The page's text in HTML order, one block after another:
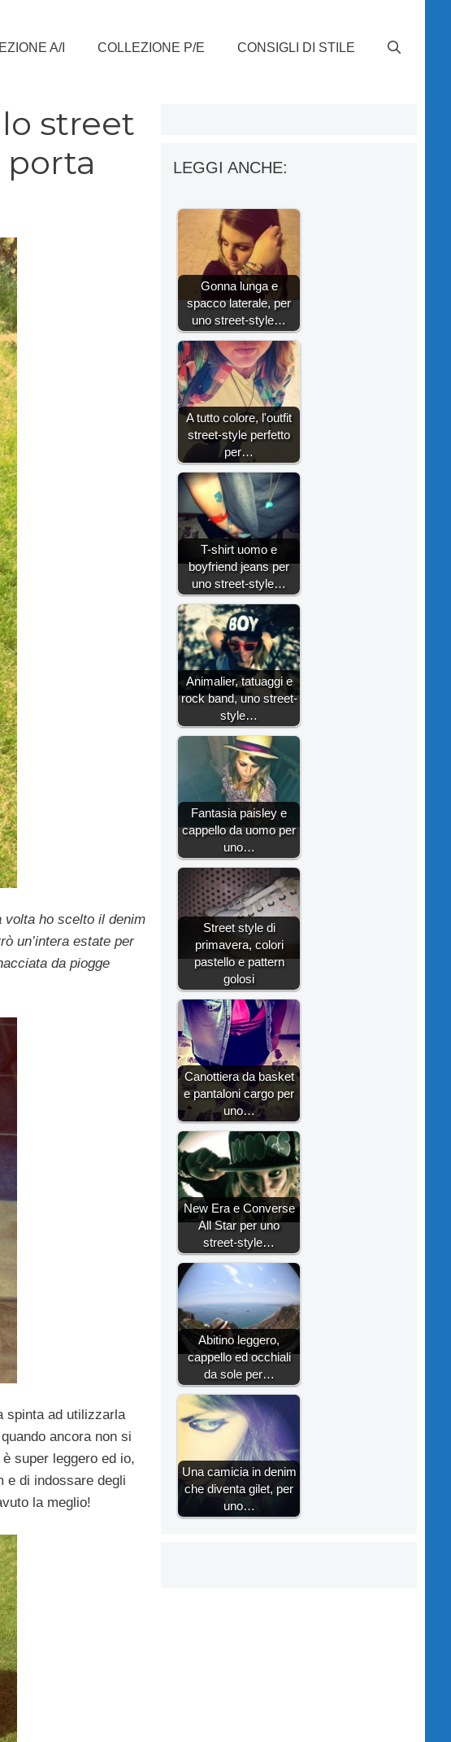
A/I COLLEZIONE P/E CONSIGLI DI STILE
street
volta ho scelto il denim
un’intera estate per
da piogge
spinta ad utilizzarla
ancora non si
super leggero ed io,
e di indossare degli
la meglio!
LEGGI ANCHE:
Gonna lunga e
spacco laterale, per
uno street-style…
A tutto colore, l'outfit
street-style perfetto
per…
T-shirt uomo e
boyfriend jeans per
uno street-style…
Animalier, tatuaggi e
rock band, uno street-
style…
Fantasia paisley e
cappello da uomo per
uno…
Street style di
primavera, colori
pastello e pattern
golosi
Canottiera da basket
e pantaloni cargo per
uno…
New Era e Converse
All Star per uno
street-style…
Abitino leggero,
cappello ed occhiali
da sole per…
Una camicia in denim
che diventa gilet, per
uno…